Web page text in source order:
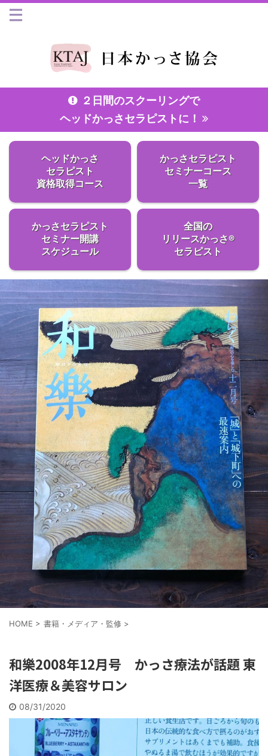
２日間のスクーリングで
ヘッドかっさセラピストに！
ヘッドかっさ
セラピスト
資格取得コース
かっさセラピスト
セミナーコース
一覧
かっさセラピスト
セミナー開講
スケジュール
全国の
リリースかっさ®
セラピスト
HOME > 書籍・メディア・監修 >
和樂2008年12月号 かっさ療法が話題 東
洋医療＆美容サロン
08/31/2020